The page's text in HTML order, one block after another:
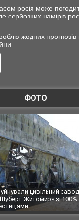
росія може
серйозних намірів
жодних
ФОТО
різко зросла
від обстрілу РФ
ВІДЕО